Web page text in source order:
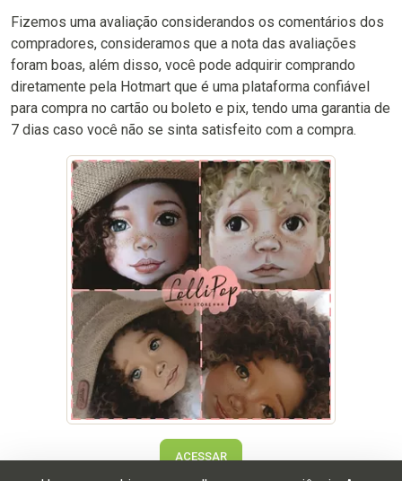
Fizemos uma avaliação considerandos os comentários dos
compradores, consideramos que a nota das avaliações
foram boas, além disso, você pode adquirir comprando
diretamente pela Hotmart que é uma plataforma confiável
para compra no cartão ou boleto e pix, tendo uma garantia de
7 dias caso você não se sinta satisfeito com a compra.
ACESSAR